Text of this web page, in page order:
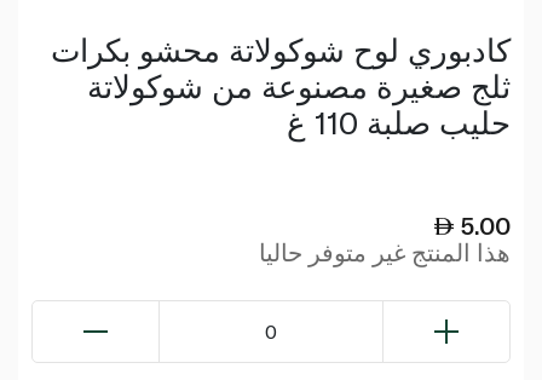
كادبوري لوح شوكولاتة محشو بكرات
ثلج صغيرة مصنوعة من شوكولاتة
حليب صلبة 110 غ
5.00
هذا المنتج غير متوفر حاليا
0